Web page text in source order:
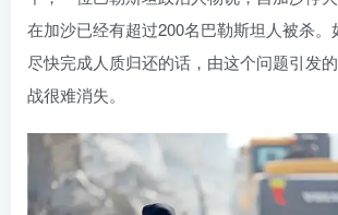
在加沙已经有超过200名巴勒斯坦人被杀
尽快完成人质归还的话，由这个问题引发
战很难消失。